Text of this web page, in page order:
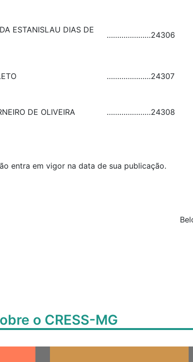
ESTANISLAU DIAS DE
…………………24306
…………………24307
DE OLIVEIRA …………………24308
entra em vigor na data de sua publicação.
o CRESS-MG